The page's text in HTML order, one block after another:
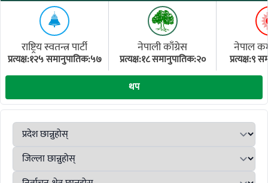
राष्ट्रिय स्वतन्त्र पार्टी
प्रत्यक्ष:१२५ समानुपातिक:५७
नेपाली काँग्रेस
प्रत्यक्ष:१८ समानुपातिक:२०
नेपाल
प्रत्यक्ष:९
थप